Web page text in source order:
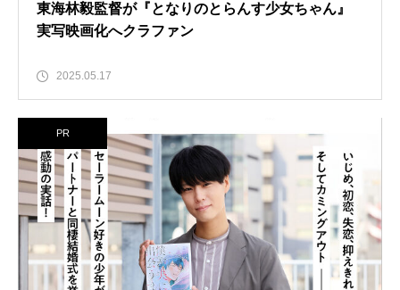
東海林毅監督が『となりのとらんす少女ちゃん』
実写映画化へクラファン
2025.05.17
PR